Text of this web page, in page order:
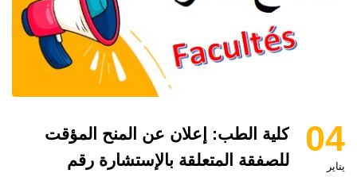
04
يناير
كلية الطب: إعلان عن المنح المؤقت
للصفقة المتعلقة بالإستشارة رقم